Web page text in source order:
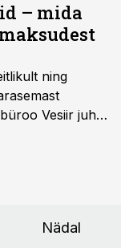
– mida
ning
Vesiir juht
Nädal